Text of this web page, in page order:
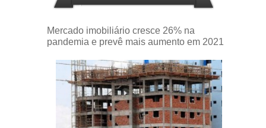
Mercado imobiliário cresce 26% na
pandemia e prevê mais aumento em 2021